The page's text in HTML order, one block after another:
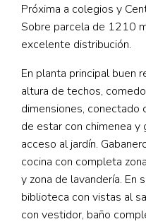
Próxima a colegios y
Sobre parcela de 1210
excelente distribución.
En planta principal buen
altura de techos,
dimensiones, conectado
de estar con chimenea y
acceso al jardín.
cocina con completa
y zona de lavandería. En
biblioteca con vistas al
con vestidor, baño